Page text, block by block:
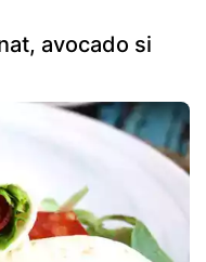
avocado si